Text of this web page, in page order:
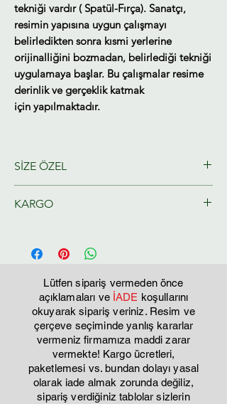
tekniği vardır ( Spatül-Fırça). Sanatçı,
resimin yapısına uygun çalışmayı
belirledikten sonra kısmi yerlerine
orijinalliğini bozmadan, belirlediği tekniği
uygulamaya başlar. Bu çalışmalar resime
derinlik ve gerçeklik katmak
için yapılmaktadır.
SİZE ÖZEL
olarak hazırlanacaktır.
KARGO
Lütfen sipariş vermeden önce
açıklamaları ve İADE koşullarını
okuyarak sipariş veriniz. Resim ve
çerçeve seçiminde yanlış kararlar
vermeniz firmamıza maddi zarar
vermekte! Kargo ücretleri,
paketlemesi vs. bundan dolayı yasal
olarak iade almak zorunda değiliz,
sipariş verdiğiniz tablolar sizlerin